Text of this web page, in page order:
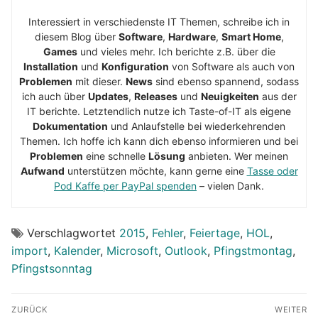
Interessiert in verschiedenste IT Themen, schreibe ich in
diesem Blog über Software, Hardware, Smart Home,
Gamesund vieles mehr. Ich berichte z.B. über die
Installation und Konfiguration von Software als auch von
Problemen mit dieser. News sind ebenso spannend, sodass
ich auch über Updates, Releasesund Neuigkeiten aus der
IT berichte. Letztendlich nutze ich Taste-of-IT als eigene
Dokumentation und Anlaufstelle bei wiederkehrenden
Themen. Ich hoffe ich kann dich ebenso informieren und bei
Problemen eine schnelle Lösung anbieten. Wer meinen
Aufwand unterstützen möchte, kann gerne eine Tasse oder
Pod Kaffe per PayPal spenden – vielen Dank.
Verschlagwortet 2015, Fehler, Feiertage, HOL,
import, Kalender, Microsoft, Outlook, Pfingstmontag,
Pfingstsonntag
Beitragsnavigation
ZURÜCK WEITER